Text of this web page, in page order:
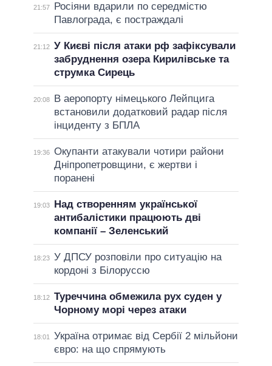
21:57
Росіяни вдарили по середмістю
Павлограда, є постраждалі
21:12 У Києві після атаки рф зафіксували
забруднення озера Кирилівське та
струмка Сирець
20:08
В аеропорту німецького Лейпцига
встановили додатковий радар після
інциденту з БПЛА
19:36 Окупанти атакували чотири райони
Дніпропетровщини, є жертви і
поранені
19:03
Над створенням української
антибалістики працюють дві
компанії – Зеленський
18:23 У ДПСУ розповіли про ситуацію на
кордоні з Білоруссю
18:12 Туреччина обмежила рух суден у
Чорному морі через атаки
18:01
Україна отримає від Сербії 2 мільйони
євро: на що спрямують